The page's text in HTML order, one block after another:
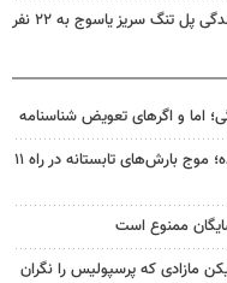
تنگ سریز یاسوج به ۲۲ نفر
اما و اگرهای تعویض شناسنامه
وضعیت جوی کشور در ۷۲ ساعت آینده؛ موج بارش‌های تابستانه در راه ۱۱
ممنوع است
مازادی که پرسپولیس را نگران